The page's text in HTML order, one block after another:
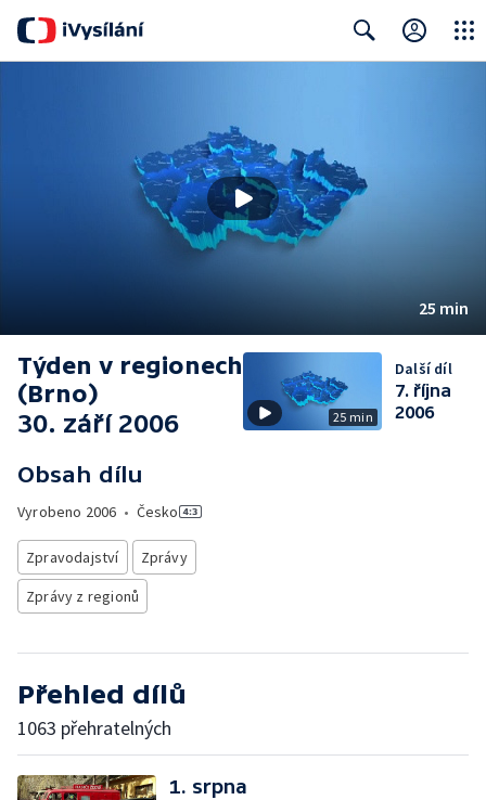
25 min
Týden v regionech
(Brno)
30. září 2006
Obsah dílu
Vyrobeno 2006 • Česko
Zpravodajství
Zprávy
Zprávy z regionů
25 min
Další díl
7. října
2006
Přehled dílů
1063 přehratelných
1. srpna